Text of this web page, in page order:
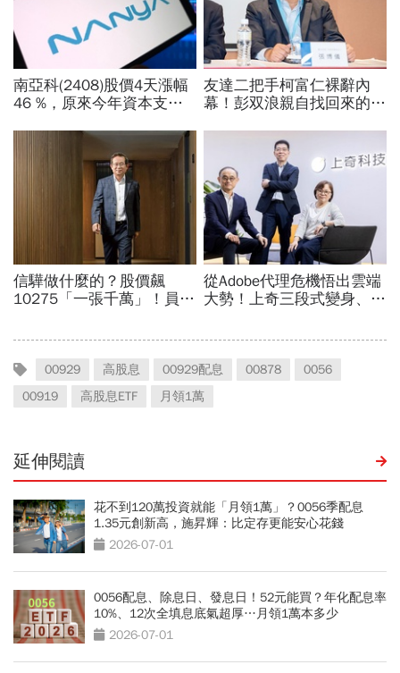
00929 高股息 00929配息 00878
0056
00919
高股息ETF 月領1萬
延伸閱讀
花不到120萬投資就能「月領1萬」？0056季配息
1.35元創新高，施昇輝：比定存更能安心花錢
2026-07-01
0056配息、除息日、發息日！52元能買？年化配息率
10%、12次全填息底氣超厚…月領1萬本多少
2026-07-01